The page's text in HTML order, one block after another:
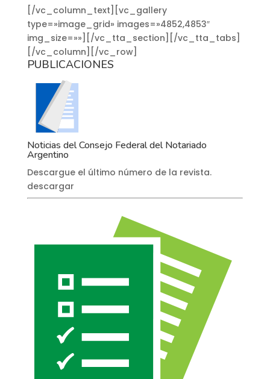
[/vc_column_text][vc_gallery
type=»image_grid» images=»4852,4853″
img_size=»»][/vc_tta_section][/vc_tta_tabs]
[/vc_column][/vc_row]
PUBLICACIONES
Noticias del Consejo Federal del Notariado
Argentino
Descargue el último número de la revista.
descargar